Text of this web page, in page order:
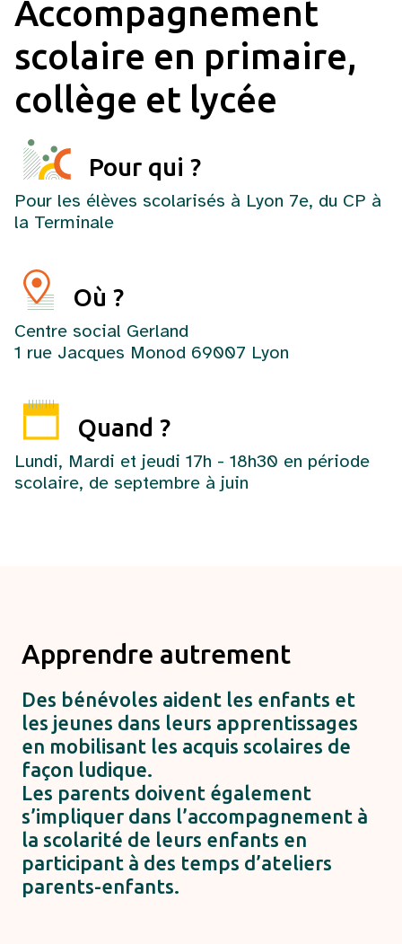
Accompagnement
scolaire en primaire,
collège et lycée
Pour qui ?
Pour les élèves scolarisés à Lyon 7e, du CP à
la Terminale
Où ?
Centre social Gerland
1 rue Jacques Monod 69007 Lyon
Quand ?
Lundi, Mardi et jeudi 17h - 18h30 en période
scolaire, de septembre à juin
Apprendre autrement
Des bénévoles aident les enfants et
les jeunes dans leurs apprentissages
en mobilisant les acquis scolaires de
façon ludique.
Les parents doivent également
s’impliquer dans l’accompagnement à
la scolarité de leurs enfants en
participant à des temps d’ateliers
parents-enfants.